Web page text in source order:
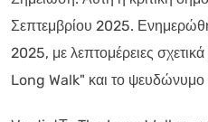
Σεπτεμβρίου 2025.
2025, με λεπτομέρειες
Long Walk" και το